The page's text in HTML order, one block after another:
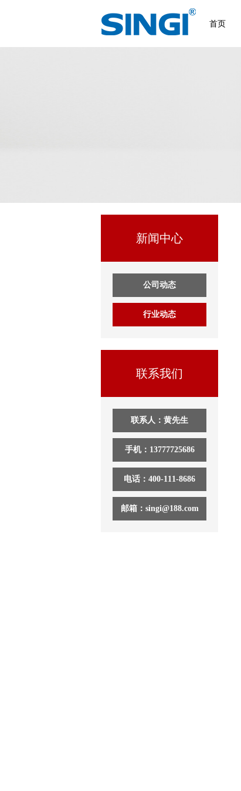
首页
新闻中心
公司动态
行业动态
联系我们
联系人：黄先生
手机：13777725686
电话：400-111-8686
邮箱：singi@188.com